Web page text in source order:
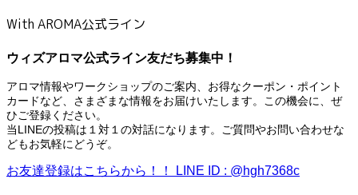
With AROMA公式ライン
ウィズアロマ公式ライン友だち募集中！
アロマ情報やワークショップのご案内、お得なクーポン・ポイント
カードなど、さまざまな情報をお届けいたします。この機会に、ぜ
ひご登録ください。
当LINEの投稿は１対１の対話になります。ご質問やお問い合わせな
どもお気軽にどうぞ。
お友達登録はこちらから！！ LINE ID : @hgh7368c